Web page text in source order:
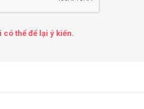
thể để lại ý kiến.